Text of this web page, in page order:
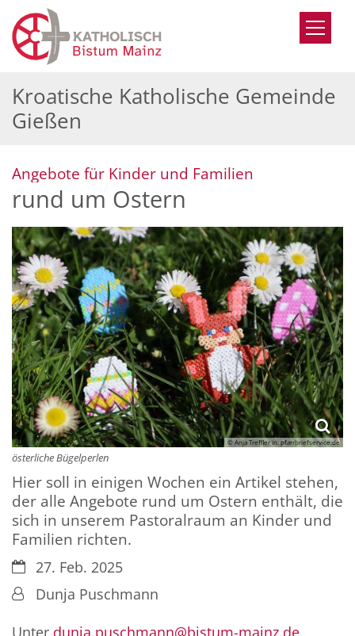
Zum Inhalt springen
Kroatische Katholische Gemeinde
Gießen
Angebote für Kinder und Familien
rund um Ostern
© Anja Treffler in: pfarrbriefservice.de
österliche Bügelperlen
Hier soll in einigen Wochen ein Artikel stehen,
der alle Angebote rund um Ostern enthält, die
sich in unserem Pastoralraum an Kinder und
Familien richten.
Datum:27. Feb. 2025
Von:Dunja Puschmann